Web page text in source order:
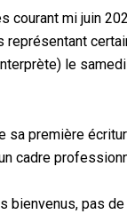
courant mi juin
le
première
cadre
pas de